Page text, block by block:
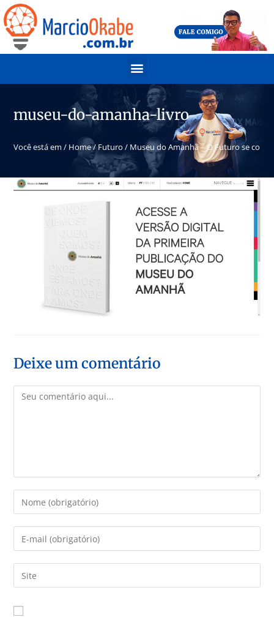
museu-do-amanha-livro
Você está em / Home/Futuro / Museu do Amanhã – O Futuro se
Deixe um comentário